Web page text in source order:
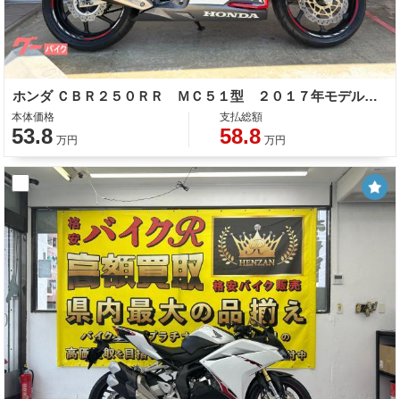
ホンダ ＣＢＲ２５０ＲＲ ＭＣ５１型 ２０１７年モデル 社外エンジンスライダー バックステップ ＵＳＢポート スマホホルダー
本体価格
53.8 万円
支払総額
58.8 万円